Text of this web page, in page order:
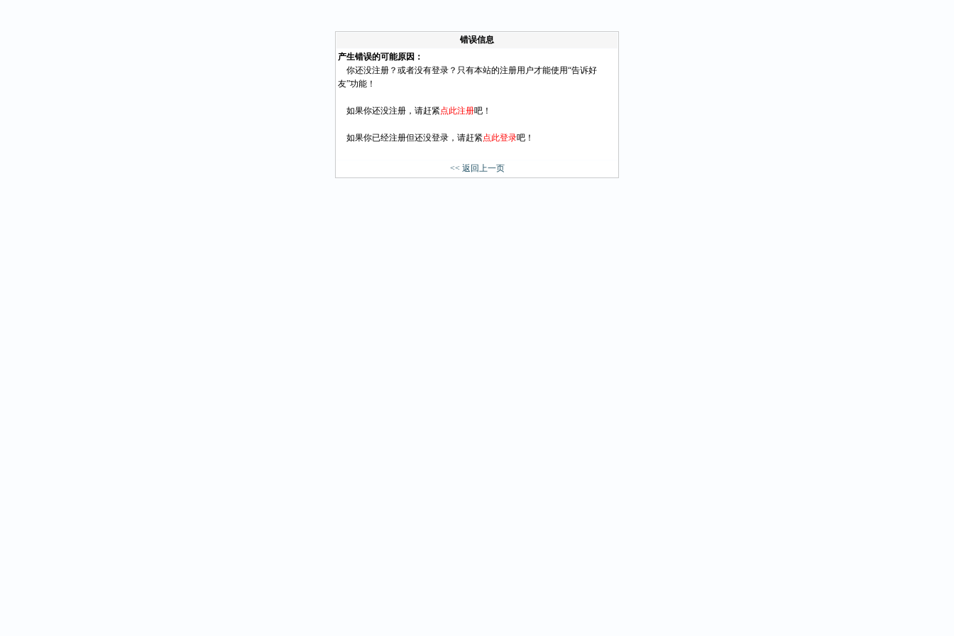
错误信息
产生错误的可能原因：
你还没注册？或者没有登录？只有本站的注册用户才能使用“告诉好
友”功能！
如果你还没注册，请赶紧点此注册吧！
如果你已经注册但还没登录，请赶紧点此登录吧！
<< 返回上一页